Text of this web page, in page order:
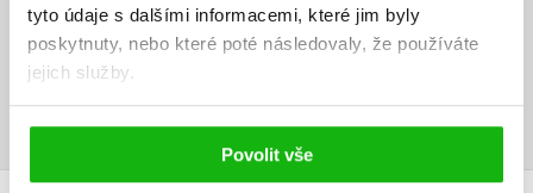
tyto údaje s dalšími informacemi, které jim byly
poskytnuty, nebo které poté následovaly, že používáte
jejich služby.
Povolit vše
Uživatelskou recenzi mohou vkládat pouze registrovaní uživatelé